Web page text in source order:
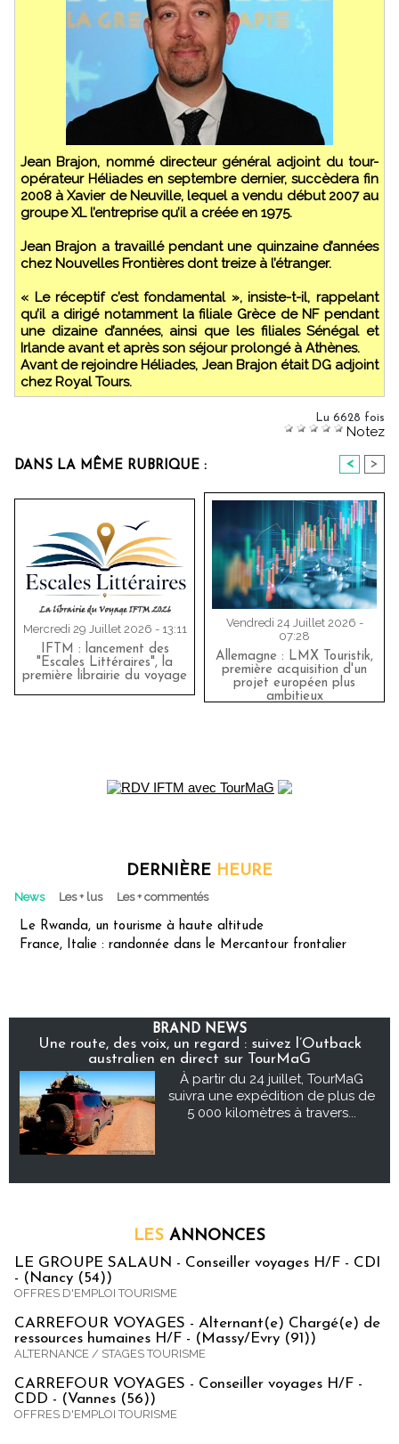
Jean Brajon, nommé directeur général adjoint du tour-
opérateur Héliades en septembre dernier, succèdera fin
2008 à Xavier de Neuville, lequel a vendu début 2007 au
groupe XL l’entreprise qu’il a créée en 1975.
Jean Brajon a travaillé pendant une quinzaine d’années
chez Nouvelles Frontières dont treize à l’étranger.
« Le réceptif c’est fondamental », insiste-t-il, rappelant
qu’il a dirigé notamment la filiale Grèce de NF pendant
une dizaine d’années, ainsi que les filiales Sénégal et
Irlande avant et après son séjour prolongé à Athènes.
Avant de rejoindre Héliades, Jean Brajon était DG adjoint
chez Royal Tours.
Lu 6628 fois
Notez
DANS LA MÊME RUBRIQUE : < >
Mercredi 29 Juillet 2026 - 13:11
IFTM : lancement des
"Escales Littéraires", la
première librairie du voyage
Vendredi 24 Juillet 2026 -
07:28
Allemagne : LMX Touristik,
première acquisition d'un
projet européen plus
ambitieux
DERNIÈRE HEURE
News Les + lus Les + commentés
Le Rwanda, un tourisme à haute altitude
France, Italie : randonnée dans le Mercantour frontalier
BRAND NEWS
Une route, des voix, un regard : suivez l’Outback
australien en direct sur TourMaG
À partir du 24 juillet, TourMaG
suivra une expédition de plus de
5 000 kilomètres à travers...
LES ANNONCES
LE GROUPE SALAUN - Conseiller voyages H/F - CDI
- (Nancy (54))
OFFRES D'EMPLOI TOURISME
CARREFOUR VOYAGES - Alternant(e) Chargé(e) de
ressources humaines H/F - (Massy/Evry (91))
ALTERNANCE / STAGES TOURISME
CARREFOUR VOYAGES - Conseiller voyages H/F -
CDD - (Vannes (56))
OFFRES D'EMPLOI TOURISME